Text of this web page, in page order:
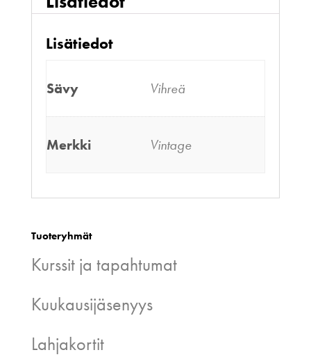
Lisätiedot
Sävy Vihreä
Merkki Vintage
Tuoteryhmät
Kurssit ja tapahtumat
Kuukausijäsenyys
Lahjakortit